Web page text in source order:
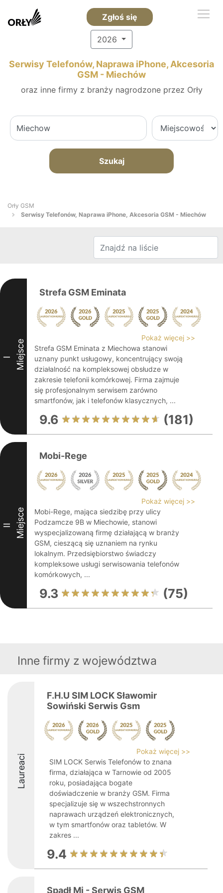
Zgłoś się
2026
Serwisy Telefonów, Naprawa iPhone, Akcesoria
GSM - Miechów
oraz inne firmy z branży nagrodzone przez Orły
Szukaj
Orły GSM
Serwisy Telefonów, Naprawa iPhone, Akcesoria GSM - Miechów
I Miejsce
Strefa GSM Eminata
Pokaż więcej >>
Strefa GSM Eminata z Miechowa stanowi
uznany punkt usługowy, koncentrujący swoją
działalność na kompleksowej obsłudze w
zakresie telefonii komórkowej. Firma zajmuje
się profesjonalnym serwisem zarówno
smartfonów, jak i telefonów klasycznych, ...
9.6 (181)
II Miejsce
Mobi-Rege
Pokaż więcej >>
Mobi-Rege, mająca siedzibę przy ulicy
Podzamcze 9B w Miechowie, stanowi
wyspecjalizowaną firmę działającą w branży
GSM, cieszącą się uznaniem na rynku
lokalnym. Przedsiębiorstwo świadczy
kompleksowe usługi serwisowania telefonów
komórkowych, ...
9.3 (75)
Inne firmy z województwa
Laureaci
F.H.U SIM LOCK Sławomir
Sowiński Serwis Gsm
Pokaż więcej >>
SIM LOCK Serwis Telefonów to znana
firma, działająca w Tarnowie od 2005
roku, posiadająca bogate
doświadczenie w branży GSM. Firma
specjalizuje się w wszechstronnych
naprawach urządzeń elektronicznych,
w tym smartfonów oraz tabletów. W
zakres ...
9.4
Spadł Mi - Serwis GSM